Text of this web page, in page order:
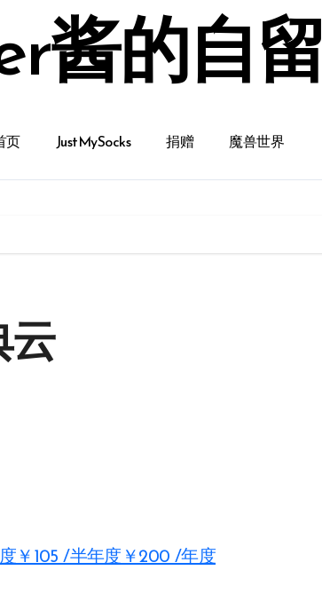
酱的自
页 JustMySocks 捐赠 魔兽世界
云
￥105 /半年度￥200 /年度